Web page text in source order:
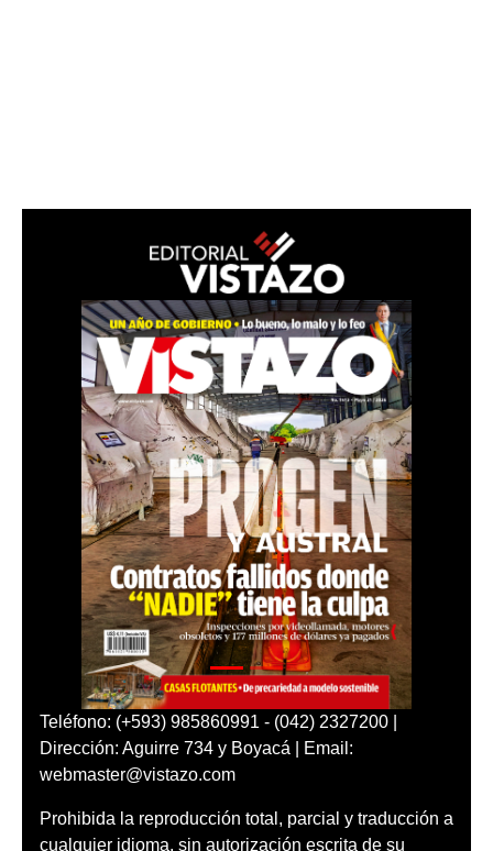
Teléfono: (+593) 985860991 - (042) 2327200 |
Dirección: Aguirre 734 y Boyacá | Email:
webmaster@vistazo.com
Prohibida la reproducción total, parcial y traducción a
cualquier idioma, sin autorización escrita de su